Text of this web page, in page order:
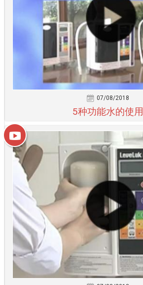
07/08/2018
5种功能水的使用